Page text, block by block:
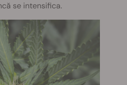
se intensifica.